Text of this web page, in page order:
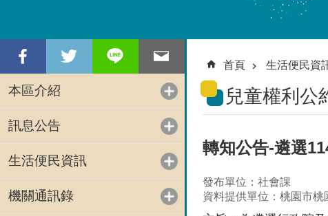
本區介紹
訊息公告
生活便民資訊
機關通訊錄
首頁 生活便民資
兒童權利公
轉知公告-遴選
發布單位：社會課
資料提供單位：桃園市桃